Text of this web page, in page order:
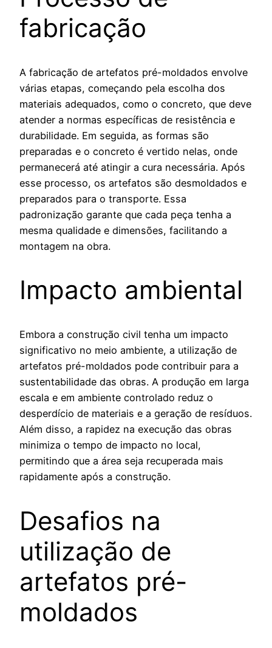
fabricação
A fabricação de artefatos pré-moldados envolve
várias etapas, começando pela escolha dos
materiais adequados, como o concreto, que deve
atender a normas específicas de resistência e
durabilidade. Em seguida, as formas são
preparadas e o concreto é vertido nelas, onde
permanecerá até atingir a cura necessária. Após
esse processo, os artefatos são desmoldados e
preparados para o transporte. Essa
padronização garante que cada peça tenha a
mesma qualidade e dimensões, facilitando a
montagem na obra.
Impacto ambiental
Embora a construção civil tenha um impacto
significativo no meio ambiente, a utilização de
artefatos pré-moldados pode contribuir para a
sustentabilidade das obras. A produção em larga
escala e em ambiente controlado reduz o
desperdício de materiais e a geração de resíduos.
Além disso, a rapidez na execução das obras
minimiza o tempo de impacto no local,
permitindo que a área seja recuperada mais
rapidamente após a construção.
Desafios na
utilização de
artefatos pré-
moldados